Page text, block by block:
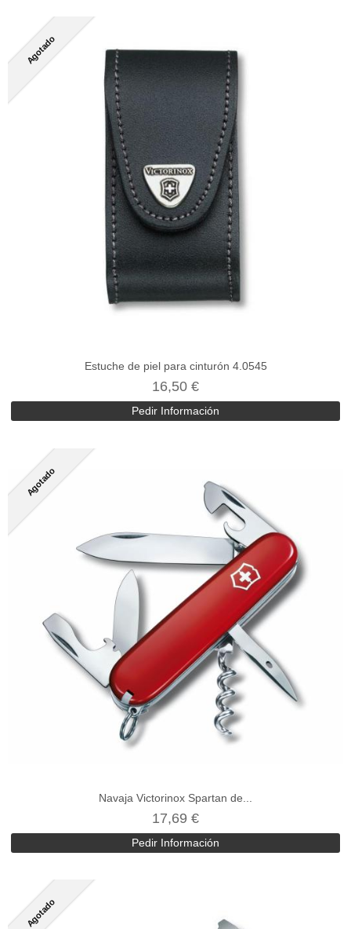
Agotado
Estuche de piel para cinturón 4.0545
16,50 €
Pedir Información
Agotado
Navaja Victorinox Spartan de...
17,69 €
Pedir Información
Agotado